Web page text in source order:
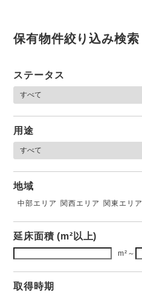
保有物件絞り込み検索
ステータス
用途
地域
中部エリア 関西エリア 関東エリア
延床面積 (m²以上)
m² ～
取得時期